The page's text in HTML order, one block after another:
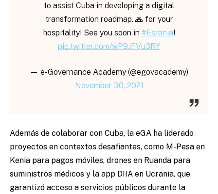
to assist Cuba in developing a digital
transformation roadmap. 🙏 for your
hospitality! See you soon in #Estonia!
pic.twitter.com/wP9JFVu3RY
— e-Governance Academy (@egovacademy)
November 30, 2021
Además de colaborar con Cuba, la eGA ha liderado
proyectos en contextos desafiantes, como M-Pesa en
Kenia para pagos móviles, drones en Ruanda para
suministros médicos y la app DIIA en Ucrania, que
garantizó acceso a servicios públicos durante la